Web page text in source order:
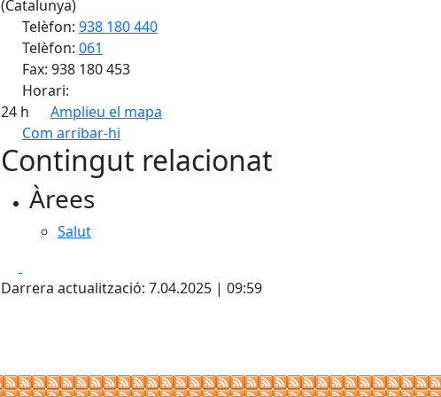
(Catalunya)
Telèfon: 938 180 440
Telèfon: 061
Fax: 938 180 453
Horari:
24 h
Amplieu el mapa
Com arribar-hi
+
Contingut relacionat
Àrees
Salut
Darrera actualització: 7.04.2025 | 09:59